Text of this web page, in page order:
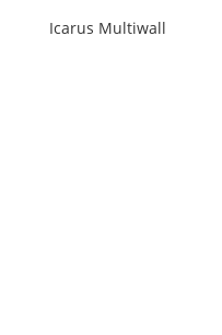
Icarus Multiwall